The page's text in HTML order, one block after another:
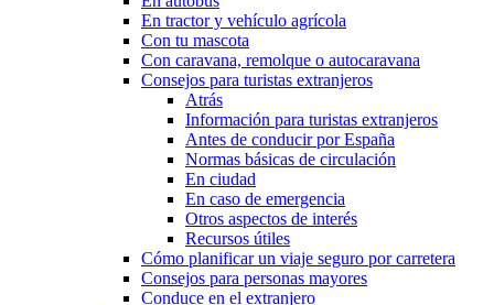
En tractor y vehículo agrícola
Con tu mascota
Con caravana, remolque o autocaravana
Consejos para turistas extranjeros
Atrás
Información para turistas extranjeros
Antes de conducir por España
Normas básicas de circulación
En ciudad
En caso de emergencia
Otros aspectos de interés
Recursos útiles
Cómo planificar un viaje seguro por carretera
Consejos para personas mayores
Conduce en el extranjero